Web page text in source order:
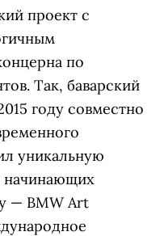
проект с
по
Так, баварский
году совместно
уникальную
начинающих
— BMW Art